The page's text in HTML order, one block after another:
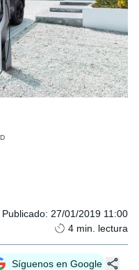
Publicado: 27/01/2019 11:00
4 min. lectura
Síguenos en Google